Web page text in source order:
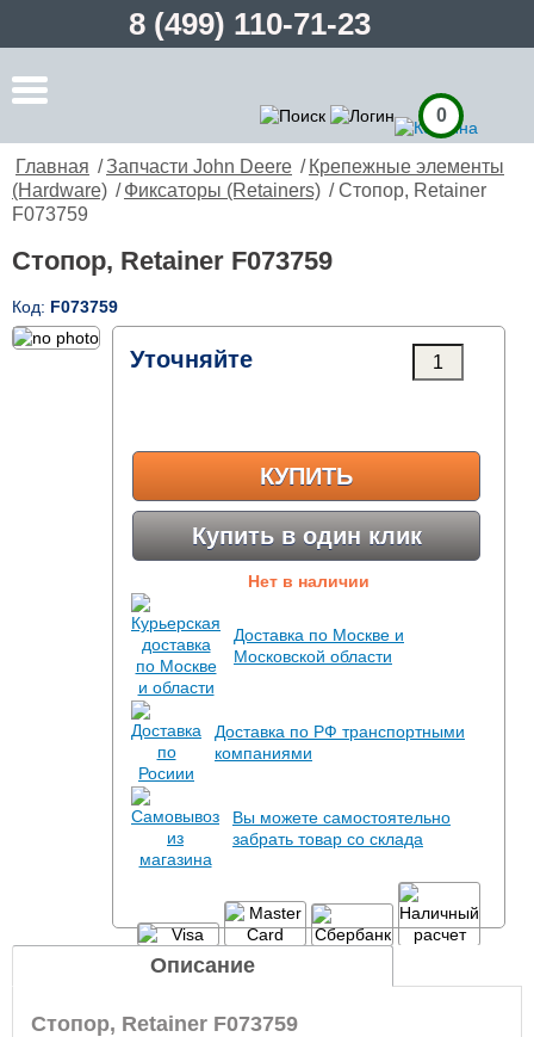
8 (499) 110-71-23
0
Главная /Запчасти John Deere / Крепежные элементы
(Hardware) / Фиксаторы (Retainers) / Стопор, Retainer
F073759
Стопор, Retainer F073759
Код: F073759
Уточняйте
КУПИТЬ
Купить в один клик
Нет в наличии
Доставка по Москве и
Московской области
Доставка по РФ транспортными
компаниями
Вы можете самостоятельно
забрать товар со склада
Описание
Стопор, Retainer F073759